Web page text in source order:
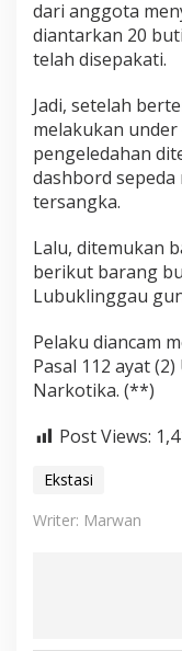
dari anggota
diantarkan 20
telah disepakati.
Jadi, setelah
melakukan
pengeledahan
dashbord
tersangka.
Lalu, ditemukan
berikut barang
Lubuklinggau
Pelaku diancam
Pasal 112 ayat
Narkotika. (**)
Post Views:
Ekstasi
Writer: Marwan